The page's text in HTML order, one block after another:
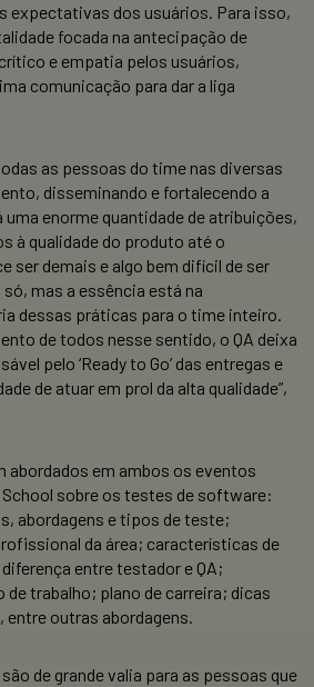
expectativas dos usuários. Para isso,
focada na antecipação de
e empatia pelos usuários,
comunicação para dar a liga
as pessoas do time nas diversas
disseminando e fortalecendo a
uma enorme quantidade de atribuições,
à qualidade do produto até o
ser demais e algo bem difícil de ser
mas a essência está na
dessas práticas para o time inteiro.
de todos nesse sentido, o QA deixa
pelo ‘Ready to Go’ das entregas e
de atuar em prol da alta qualidade”,
abordados em ambos os eventos
School sobre os testes de software:
abordagens e tipos de teste;
da área; características de
entre testador e QA;
de trabalho; plano de carreira; dicas
entre outras abordagens.
de grande valia para as pessoas que